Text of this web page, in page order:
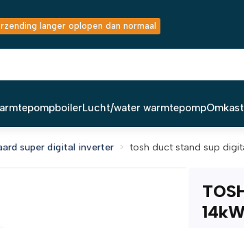
langer oplopen dan normaal
Lucht/water warmtepomp
super digital inverter tosh duct stand sup